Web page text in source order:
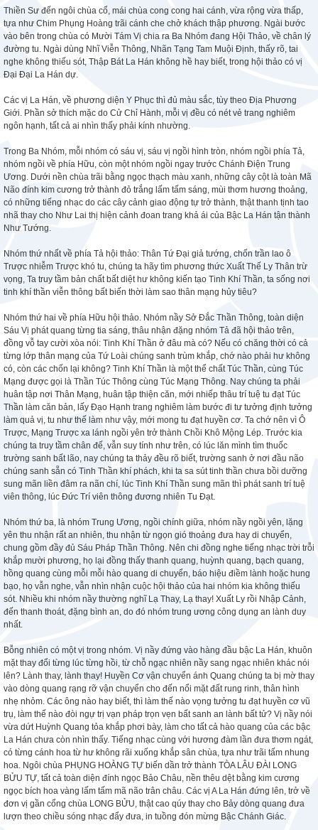
Thiền Sư đến ngôi chùa cổ, mái chùa cong cong hai cánh, vừa rộng vừa thấp,
tựa như Chim Phụng Hoàng trãi cánh che chở khách thập phương. Ngài bước
vào bên trong chùa có Mười Tám Vị chia ra Ba Nhóm đang Hội Thảo, về chân lý
đường tu. Ngài dùng Nhĩ Viễn Thông, Nhãn Tạng Tam Muội Định, thấy rõ, tai
nghe không thiếu sót, Thập Bát La Hán không hề hay biết, trong hội thảo có vị
Đại Đại La Hán dự.
Các vị La Hán, về phương diện Y Phục thì đủ màu sắc, tùy theo Địa Phương
Giới. Phần sở thích mặc do Cử Chỉ Hành, mỗi vị đều có nét vẻ trang nghiêm
ngôn hạnh, tất cả ai nhìn thấy phải kính nhường.
Trong Ba Nhóm, mỗi nhóm có sáu vị, sáu vị ngồi hình tròn, nhóm ngồi phía Tả,
nhóm ngồi về phía Hữu, còn một nhóm ngồi ngay trước Chánh Điện Trung
Ương. Dưới nền chùa trãi bằng ngọc thạch màu xanh, những cây cột là toàn Mã
Não đính kim cương trở thành đỏ trắng lấm tấm sáng, mùi thơm hương thoảng,
có những tiếng nhạc do các cây cảnh giao động tự trở thành, thật thanh tịnh tao
nhã thay cho Như Lai thị hiện cảnh đoan trang khả ái của Bậc La Hán tận thành
Như Tướng.
Nhóm thứ nhất về phía Tả hội thảo: Thân Tứ Đại giả tướng, chốn trần lao ô
Trược nhiễm Trược khó tu, chúng ta hãy tìm phương thức Xuất Thế Ly Thân trừ
vọng, Ta truy tầm bản chất bất diệt hư không kiến tạo Tinh Khí Thần, ta sống nơi
tinh khí thần viễn thông bất biến thời làm sao thân mạng hủy tiêu?
Nhóm thứ hai về phía Hữu hội thảo. Nhóm nầy Sở Đắc Thần Thông, toàn diện
Sáu Vị phát quang từng tia sáng, thâu nhận đặng nhóm Tả đã hội thảo trên,
đồng vỗ tay cười xòa nói: Tinh Khí Thần ở đâu mà có? Nếu có chăng thời có cả
từng lớp thân mạng của Tứ Loài chúng sanh trùm khắp, chớ nào phải hư không
có, còn các chốn lại không? Tinh Khí Thần là một thể chất Túc Thần, cùng Túc
Mạng được gọi là Thần Túc Thông cùng Túc Mạng Thông. Nay chúng ta phải
huân tập nơi Thân Mạng, huân tập thiện căn, mới nhiếp thâu trí tuệ tu đạt Túc
Thần làm căn bản, lấy Đạo Hạnh trang nghiêm làm bước đi tư tưởng định tưởng
làm quả vị, tu như thế làm như vậy, mới mong tu đạt huyền cơ. Ta chớ nên vì Ô
Trược, Mạng Trược xa lánh ngồi yên trở thành Chồi Khô Mộng Lép. Trước kia
chúng ta truy tầm chân đế, vẫn suy tính như trên, có lúc lăn mình tìm thuốc
trường sanh bất lão, nay chúng ta thảy đều rõ biết, trường sanh ở nơi đầu não
chúng sanh sẵn có Tinh Thần khí phách, khi ta sa sút tinh thần chưa bồi dưỡng
sung mãn liền đâm ra nãn chí, lúc Tinh Khí Thần sung mãn thì phát sanh trí tuệ
viên thông, lúc Đức Trí viên thông đương nhiên Tu Đạt.
Nhóm thứ ba, là nhóm Trung Ương, ngồi chính giữa, nhóm nầy ngồi yên, lặng
yên thu nhận rất an nhiên, thu nhận từ ngọn gió thoảng đưa hay di chuyển,
chung gồm đầy đủ Sáu Pháp Thần Thông. Nên chi đồng nghe tiếng nhạc trời trỗi
khắp mười phương, họ lại đồng thấy thanh quang, huỳnh quang, bạch quang,
hồng quang cùng mỗi mỗi hào quang di chuyển, báo hiệu điềm lành hoặc hung
bạo, họ vẫn nghe, vẫn nhìn nhận cuộc hội thảo của hai nhóm kia không thiếu
sót. Nhiều khi nhóm nầy thường nghĩ Lạ Thay, Lạ thay! Xuất Ly rồi Nhập Cảnh,
đến thanh thoát, đặng bình an, do đó nhóm trung ương công dụng an lành duy
nhất.
Bỗng nhiên có một vị trong nhóm. Vị nầy đứng vào hàng đầu bậc La Hán, khuôn
mặt thay đổi từng lúc từng hồi, từ chỗ ngạc nhiên nầy sang ngạc nhiên khác nói
lên? Lành thay, lành thay! Huyền Cơ vận chuyển ánh Quang chúng ta bị mờ thay
vào dòng quang rạng rỡ vận chuyển cho đến nổi mặt đất rung rinh, thân hình
nhẹ nhỏm. Các ông nào hay biết, thì làm thế nào vọng tưởng tu đạt huyền cơ vũ
trụ, làm thế nào đòi ngự trị vạn pháp trọn vẹn bất sanh an lành bất tử? Vị nầy nói
vừa dứt Huỳnh Quang tỏa khắp phơi bày, làm cho tất cả hào quang của các bậc
La Hán chưa còn nhìn thấy. Tiếng nhạc cùng với hương đàm lần đưa thơm ngát,
có từng cánh hoa từ hư không rãi xuống khắp sân chùa, tựa như trãi tấm nhung
hoa. Ngôi chùa PHỤNG HOÀNG TỰ biến dần trở thành TÒA LÂU ĐÀI LONG
BỬU TỰ, tất cả toàn diện đính ngọc Bảo Châu, nền thêu dệt bằng kim cương
ngọc bích hoa vàng lấm tấm mã não trân châu. Các vị A La Hán đứng lên, trở về
đơn vị gần cổng chùa LONG BỬU, thật cao qúy thay cho Bảy dòng quang đưa
lượn theo chiều sóng nhạc đẩy đưa, in tuồng đón mừng Bậc Chánh Giác.